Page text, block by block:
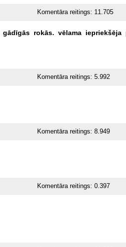
Komentāra reitings: 11.705
gādīgās rokās. vēlama iepriekšēja
Komentāra reitings:5.992
Komentāra reitings:8.949
Komentāra reitings:0.397